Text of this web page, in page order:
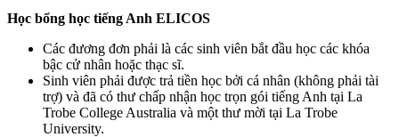
Học bổng học tiếng Anh ELICOS
Các đương đơn phải là các sinh viên bắt đầu học các khóa
bậc cử nhân hoặc thạc sĩ.
Sinh viên phải được trả tiền học bởi cá nhân (không phải tài
trợ) và đã có thư chấp nhận học trọn gói tiếng Anh tại La
Trobe College Australia và một thư mời tại La Trobe
University.